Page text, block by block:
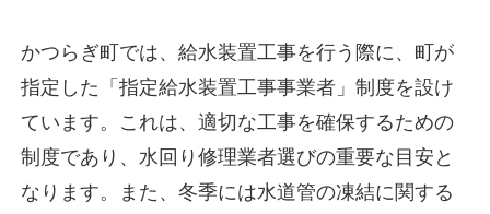
かつらぎ町では、給水装置工事を行う際に、町が
指定した「指定給水装置工事事業者」制度を設け
ています。これは、適切な工事を確保するための
制度であり、水回り修理業者選びの重要な目安と
なります。また、冬季には水道管の凍結に関する